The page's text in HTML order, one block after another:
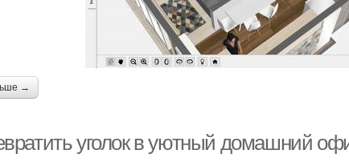
→
уголок в уютный домашний